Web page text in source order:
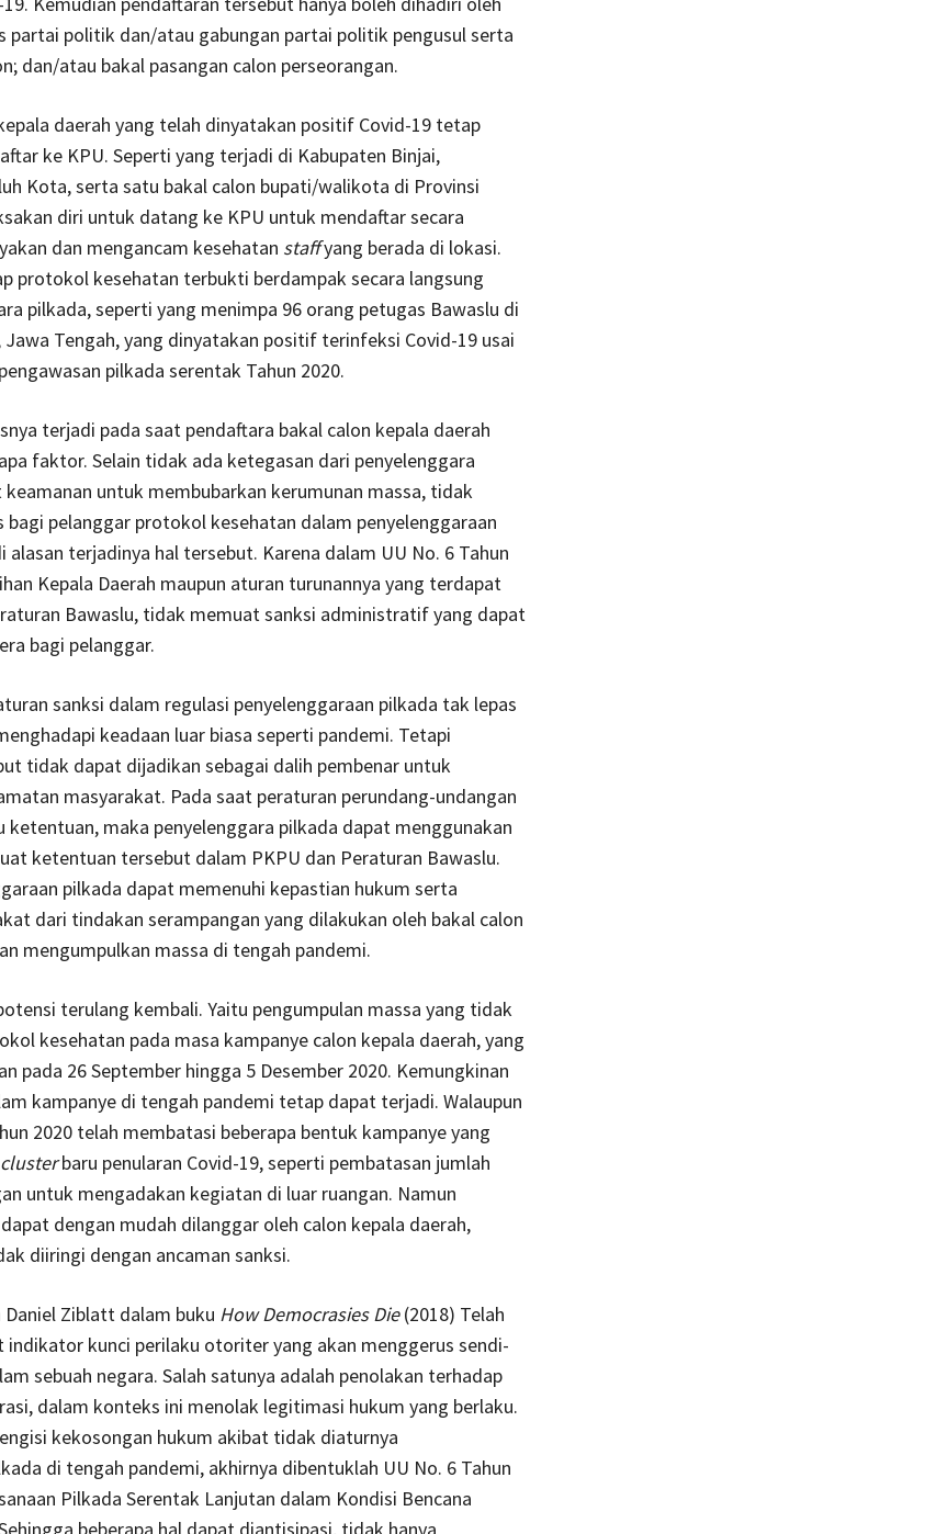
partai politik dan/atau gabungan partai politik pengusul serta
dan/atau bakal pasangan calon perseorangan.
daerah yang telah dinyatakan positif Covid-19 tetap
ke KPU. Seperti yang terjadi di Kabupaten Binjai,
Kota, serta satu bakal calon bupati/walikota di Provinsi
diri untuk datang ke KPU untuk mendaftar secara
dan mengancam kesehatan staffyang berada di lokasi.
protokol kesehatan terbukti berdampak secara langsung
pilkada, seperti yang menimpa 96 orang petugas Bawaslu di
Jawa Tengah, yang dinyatakan positif terinfeksi Covid-19 usai
pilkada serentak Tahun 2020.
terjadi pada saat pendaftara bakal calon kepala daerah
faktor. Selain tidak ada ketegasan dari penyelenggara
untuk membubarkan kerumunan massa, tidak
bagi pelanggar protokol kesehatan dalam penyelenggaraan
alasan terjadinya hal tersebut. Karena dalam UU No. 6 Tahun
Kepala Daerah maupun aturan turunannya yang terdapat
Bawaslu, tidak memuat sanksi administratif yang dapat
bagi pelanggar.
sanksi dalam regulasi penyelenggaraan pilkada tak lepas
keadaan luar biasa seperti pandemi. Tetapi
tidak dapat dijadikan sebagai dalih pembenar untuk
masyarakat. Pada saat peraturan perundang-undangan
maka penyelenggara pilkada dapat menggunakan
ketentuan tersebut dalam PKPU dan Peraturan Bawaslu.
pilkada dapat memenuhi kepastian hukum serta
dari tindakan serampangan yang dilakukan oleh bakal calon
mengumpulkan massa di tengah pandemi.
terulang kembali. Yaitu pengumpulan massa yang tidak
kesehatan pada masa kampanye calon kepala daerah, yang
pada 26 September hingga 5 Desember 2020. Kemungkinan
kampanye di tengah pandemi tetap dapat terjadi. Walaupun
2020 telah membatasi beberapa bentuk kampanye yang
clusterbaru penularan Covid-19, seperti pembatasan jumlah
untuk mengadakan kegiatan di luar ruangan. Namun
dengan mudah dilanggar oleh calon kepala daerah,
diiringi dengan ancaman sanksi.
Ziblatt dalam buku How Democrasies Die(2018) Telah
indikator kunci perilaku otoriter yang akan menggerus sendi-
sebuah negara. Salah satunya adalah penolakan terhadap
dalam konteks ini menolak legitimasi hukum yang berlaku.
kekosongan hukum akibat tidak diaturnya
di tengah pandemi, akhirnya dibentuklah UU No. 6 Tahun
Pilkada Serentak Lanjutan dalam Kondisi Bencana